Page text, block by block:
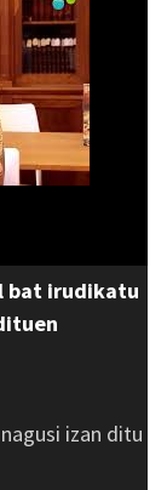
bat irudikatu
izan ditu